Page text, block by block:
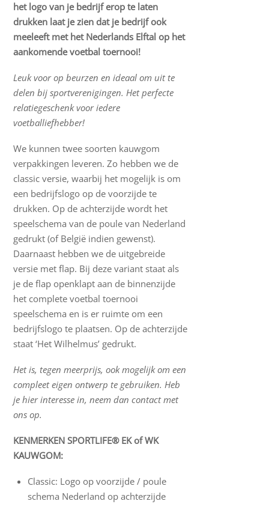
het logo van je bedrijf erop te laten
drukken laat je zien dat je bedrijf ook
meeleeft met het Nederlands Elftal op het
aankomende voetbal toernooi!
Leuk voor op beurzen en ideaal om uit te
delen bij sportverenigingen. Het perfecte
relatiegeschenk voor iedere
voetballiefhebber!
We kunnen twee soorten kauwgom
verpakkingen leveren. Zo hebben we de
classic versie, waarbij het mogelijk is om
een bedrijfslogo op de voorzijde te
drukken. Op de achterzijde wordt het
speelschema van de poule van Nederland
gedrukt (of België indien gewenst).
Daarnaast hebben we de uitgebreide
versie met flap. Bij deze variant staat als
je de flap openklapt aan de binnenzijde
het complete voetbal toernooi
speelschema en is er ruimte om een
bedrijfslogo te plaatsen. Op de achterzijde
staat ‘Het Wilhelmus’ gedrukt.
Het is, tegen meerprijs, ook mogelijk om een
compleet eigen ontwerp te gebruiken. Heb
je hier interesse in, neem dan contact met
ons op.
KENMERKEN SPORTLIFE® EK of WK
KAUWGOM:
Classic: Logo op voorzijde / poule
schema Nederland op achterzijde